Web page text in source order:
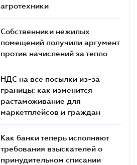
агротехники
Собственники нежилых
помещений получили аргумент
против начислений за тепло
НДС на все посылки из-за
границы: как изменится
растаможивание для
маркетплейсов и граждан
Как банки теперь исполняют
требования взыскателей о
принудительном списании